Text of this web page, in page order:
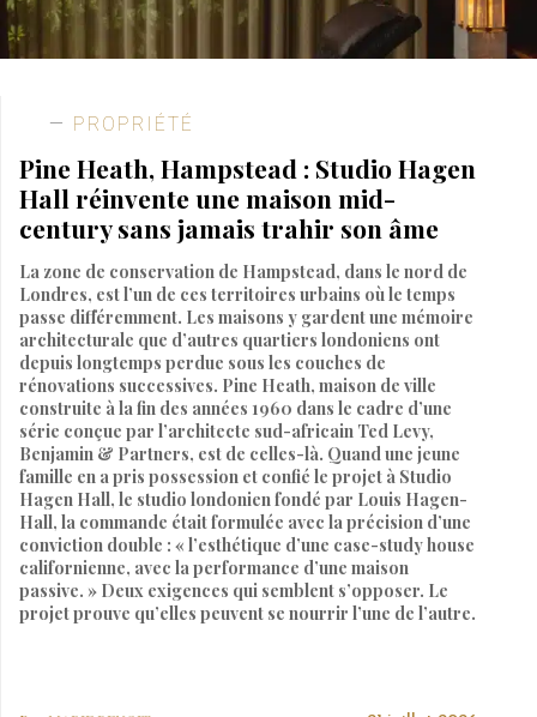
PROPRIÉTÉ
Pine Heath, Hampstead : Studio Hagen
Hall réinvente une maison mid-
century sans jamais trahir son âme
La zone de conservation de Hampstead, dans le nord de
Londres, est l’un de ces territoires urbains où le temps
passe différemment. Les maisons y gardent une mémoire
architecturale que d’autres quartiers londoniens ont
depuis longtemps perdue sous les couches de
rénovations successives. Pine Heath, maison de ville
construite à la fin des années 1960 dans le cadre d’une
série conçue par l’architecte sud-africain Ted Levy,
Benjamin & Partners, est de celles-là. Quand une jeune
famille en a pris possession et confié le projet à Studio
Hagen Hall, le studio londonien fondé par Louis Hagen-
Hall, la commande était formulée avec la précision d’une
conviction double : « l’esthétique d’une case-study house
californienne, avec la performance d’une maison
passive. » Deux exigences qui semblent s’opposer. Le
projet prouve qu’elles peuvent se nourrir l’une de l’autre.